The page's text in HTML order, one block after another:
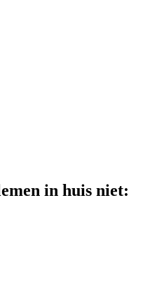
in huis niet: